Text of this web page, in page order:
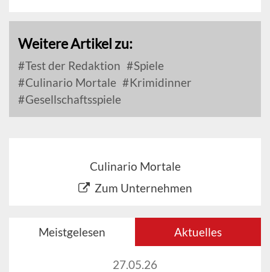
Weitere Artikel zu:
Test der Redaktion
Spiele
Culinario Mortale
Krimidinner
Gesellschaftsspiele
Culinario Mortale
Zum Unternehmen
Meistgelesen Aktuelles
27.05.26